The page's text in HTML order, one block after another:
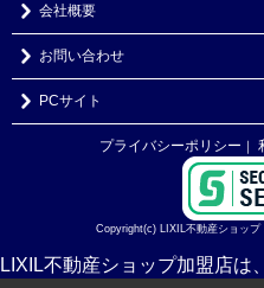
会社概要
お問い合わせ
PCサイト
プライバシーポリシー ｜
Copyright(c) LIXIL不動産ショップ
LIXIL不動産ショップ加盟店は